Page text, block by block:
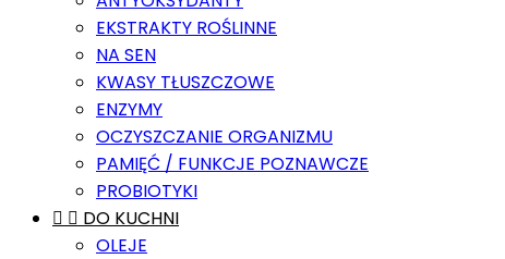
EKSTRAKTY ROŚLINNE
NA SEN
KWASY TŁUSZCZOWE
ENZYMY
OCZYSZCZANIE ORGANIZMU
PAMIĘĆ / FUNKCJE POZNAWCZE
PROBIOTYKI
  DO KUCHNI
OLEJE